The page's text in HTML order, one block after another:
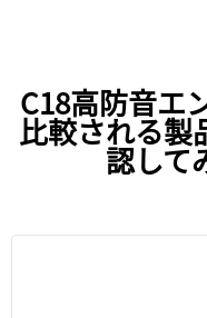
C18高防音エ
比較される製
認して